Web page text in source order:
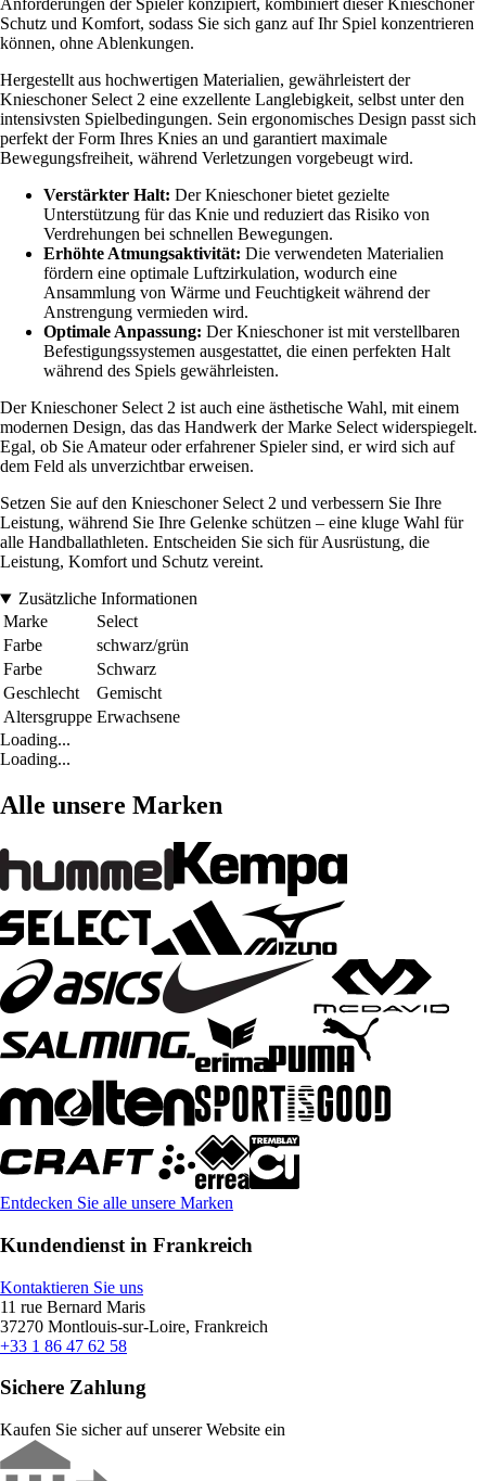
Anforderungen der Spieler konzipiert, kombiniert dieser Knieschoner
Schutz und Komfort, sodass Sie sich ganz auf Ihr Spiel konzentrieren
können, ohne Ablenkungen.
Hergestellt aus hochwertigen Materialien, gewährleistert der
Knieschoner Select 2 eine exzellente Langlebigkeit, selbst unter den
intensivsten Spielbedingungen. Sein ergonomisches Design passt sich
perfekt der Form Ihres Knies an und garantiert maximale
Bewegungsfreiheit, während Verletzungen vorgebeugt wird.
Verstärkter Halt: Der Knieschoner bietet gezielte
Unterstützung für das Knie und reduziert das Risiko von
Verdrehungen bei schnellen Bewegungen.
Erhöhte Atmungsaktivität: Die verwendeten Materialien
fördern eine optimale Luftzirkulation, wodurch eine
Ansammlung von Wärme und Feuchtigkeit während der
Anstrengung vermieden wird.
Optimale Anpassung: Der Knieschoner ist mit verstellbaren
Befestigungssystemen ausgestattet, die einen perfekten Halt
während des Spiels gewährleisten.
Der Knieschoner Select 2 ist auch eine ästhetische Wahl, mit einem
modernen Design, das das Handwerk der Marke Select widerspiegelt.
Egal, ob Sie Amateur oder erfahrener Spieler sind, er wird sich auf
dem Feld als unverzichtbar erweisen.
Setzen Sie auf den Knieschoner Select 2 und verbessern Sie Ihre
Leistung, während Sie Ihre Gelenke schützen – eine kluge Wahl für
alle Handballathleten. Entscheiden Sie sich für Ausrüstung, die
Leistung, Komfort und Schutz vereint.
Zusätzliche Informationen
Marke
Select
Farbe
schwarz/grün
Farbe
Schwarz
Geschlecht
Gemischt
Altersgruppe Erwachsene
Loading...
Loading...
Alle unsere Marken
Entdecken Sie alle unsere Marken
Kundendienst in Frankreich
Kontaktieren Sie uns
11 rue Bernard Maris
37270 Montlouis-sur-Loire, Frankreich
+33 1 86 47 62 58
Sichere Zahlung
Kaufen Sie sicher auf unserer Website ein